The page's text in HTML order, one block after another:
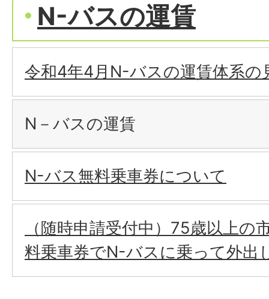
N-バスの運賃
令和4年4月N-バスの運賃体系の
N－バスの運賃
N-バス無料乗車券について
（随時申請受付中）75歳以上の
料乗車券でN-バスに乗って外出